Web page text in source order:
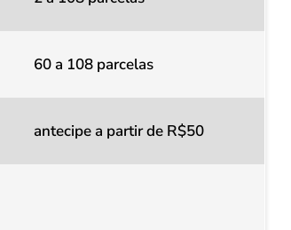
60 a 108 parcelas
antecipe a partir de R$50